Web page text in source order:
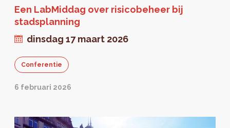
Een LabMiddag over risicobeheer bij
stadsplanning
dinsdag 17 maart 2026
Conferentie
6 februari 2026